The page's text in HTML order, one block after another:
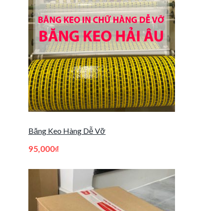
Băng Keo Hàng Dễ Vỡ
95,000₫